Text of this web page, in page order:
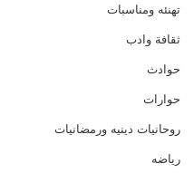
تهنئه ومناسبات
ثقافة وادب
حوادث
حوارات
روحانيات دينيه ورمضانيات
رياضه